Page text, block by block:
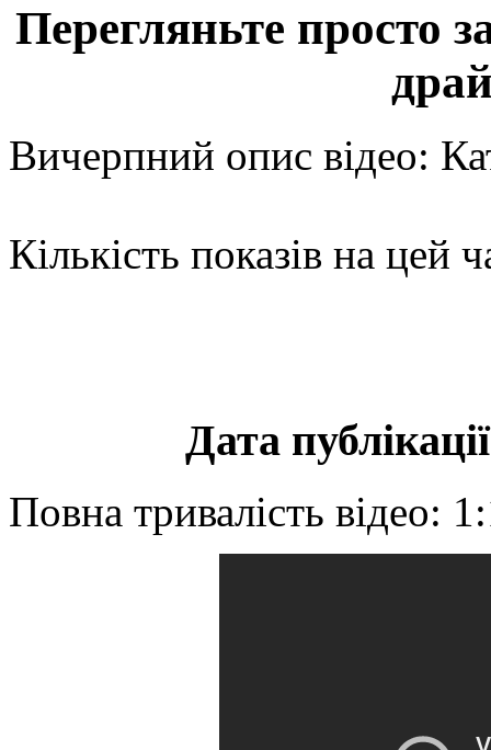
Перегляньте просто
Вичерпний опис відео:
Кількість показів на цей
Дата
Повна тривалість відео: